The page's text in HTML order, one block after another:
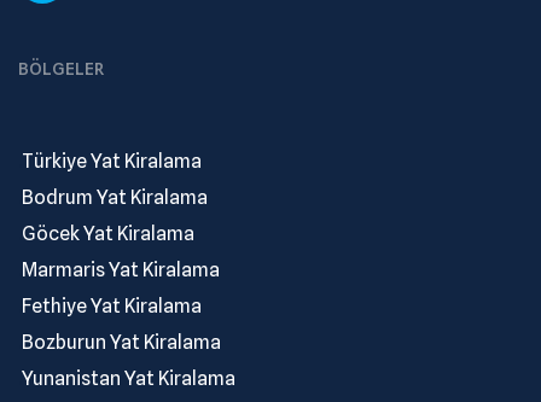
BÖLGELER
Türkiye Yat Kiralama
Bodrum Yat Kiralama
Göcek Yat Kiralama
Marmaris Yat Kiralama
Fethiye Yat Kiralama
Bozburun Yat Kiralama
Yunanistan Yat Kiralama